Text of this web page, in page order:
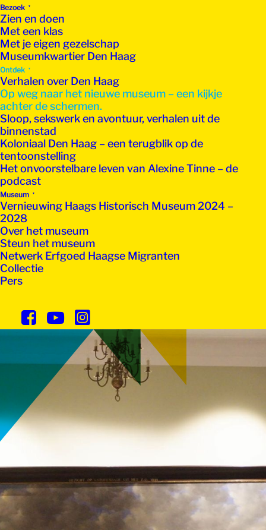
Bezoek
Zien en doen
Met een klas
Met je eigen gezelschap
Museumkwartier Den Haag
Ontdek
Verhalen over Den Haag
Op weg naar het nieuwe museum – een kijkje
achter de schermen.
Sloop, sekswerk en avontuur, verhalen uit de
binnenstad
Koloniaal Den Haag – een terugblik op de
tentoonstelling
Het onvoorstelbare leven van Alexine Tinne – de
podcast
Museum
Vernieuwing Haags Historisch Museum 2024 –
2028
Over het museum
Steun het museum
Netwerk Erfgoed Haagse Migranten
Collectie
Pers